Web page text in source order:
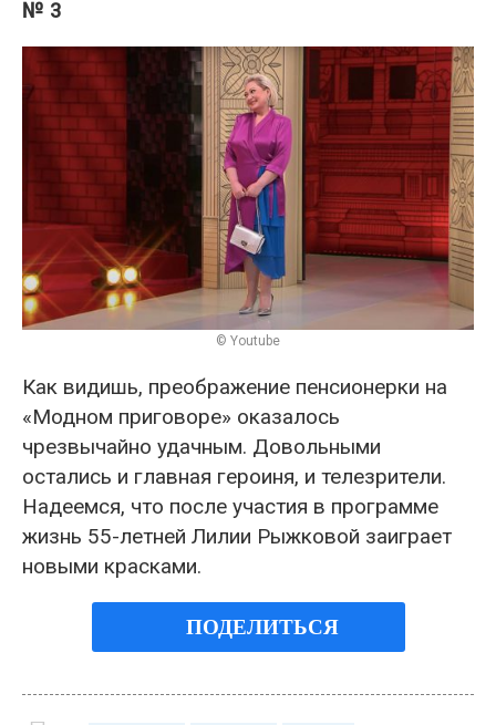
№ 3
© Youtube
Как видишь, преображение пенсионерки на
«Модном приговоре» оказалось
чрезвычайно удачным. Довольными
остались и главная героиня, и телезрители.
Надеемся, что после участия в программе
жизнь 55-летней Лилии Рыжковой заиграет
новыми красками.
ПОДЕЛИТЬСЯ